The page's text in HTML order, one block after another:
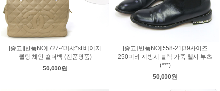
[중고][반품NO][727-43]샤*st 베이지
퀼팅 체인 숄더백 (진품명품)
50,000원
[중고][반품NO][558-21]39사이즈
250미리 지방시 블랙 가죽 첼시 부츠
(***)
50,000원